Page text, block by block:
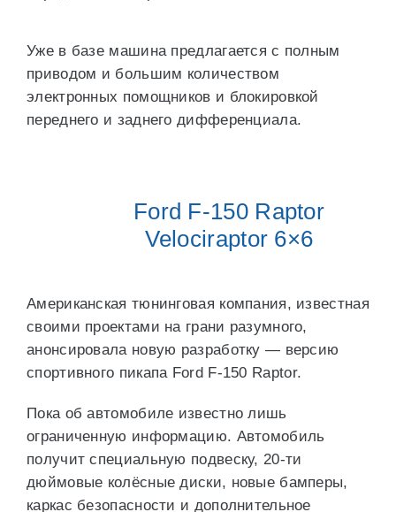
Уже в базе машина предлагается с полным
приводом и большим количеством
электронных помощников и блокировкой
переднего и заднего дифференциала.
Ford F-150 Raptor
Velociraptor 6×6
Американская тюнинговая компания, известная
своими проектами на грани разумного,
анонсировала новую разработку — версию
спортивного пикапа Ford F-150 Raptor.
Пока об автомобиле известно лишь
ограниченную информацию. Автомобиль
получит специальную подвеску, 20-ти
дюймовые колёсные диски, новые бамперы,
каркас безопасности и дополнительное